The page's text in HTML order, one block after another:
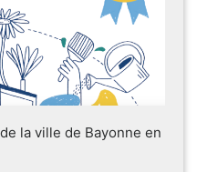
la ville de Bayonne en